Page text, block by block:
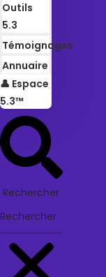
Outils
5.3
Témoignages
Annuaire
👤 Espace
5.3™
Rechercher